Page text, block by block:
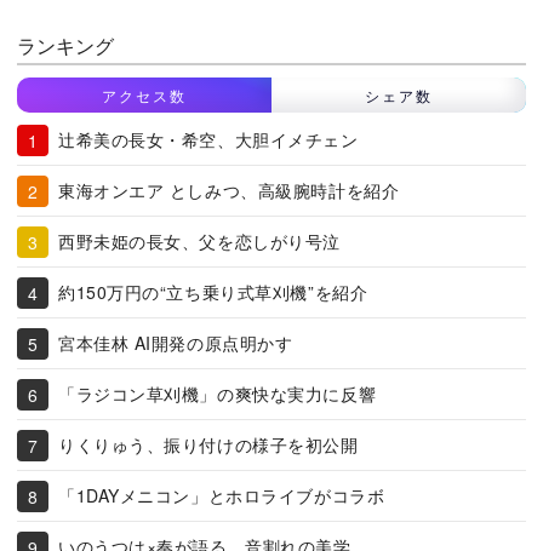
ランキング
アクセス数 シェア数
辻希美の長女・希空、大胆イメチェン
東海オンエア としみつ、高級腕時計を紹介
西野未姫の長女、父を恋しがり号泣
約150万円の“立ち乗り式草刈機”を紹介
宮本佳林 AI開発の原点明かす
「ラジコン草刈機」の爽快な実力に反響
りくりゅう、振り付けの様子を初公開
「1DAYメニコン」とホロライブがコラボ